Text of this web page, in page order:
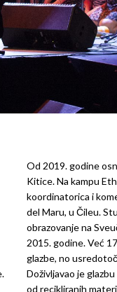
Od 2019. godine
Kitice. Na kampu
koordinatorica i
del Maru, u Čileu.
obrazovanje na
2015. godine. Već
glazbe, no
Doživljavao je
od recikliranih